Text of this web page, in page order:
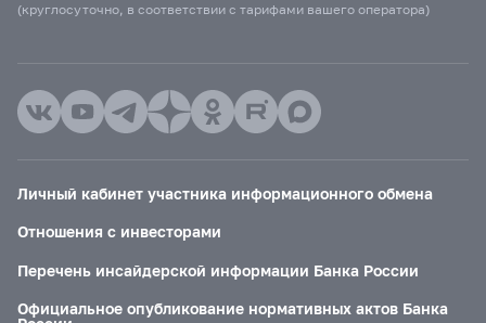
(круглосуточно, в соответствии с тарифами вашего оператора)
Личный кабинет участника информационного обмена
Отношения с инвесторами
Перечень инсайдерской информации Банка России
Официальное опубликование нормативных актов Банка